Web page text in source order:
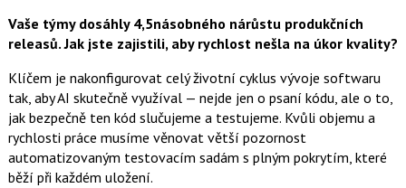
Vaše týmy dosáhly 4,5násobného nárůstu produkčních
releasů. Jak jste zajistili, aby rychlost nešla na úkor kvality?
Klíčem je nakonfigurovat celý životní cyklus vývoje softwaru
tak, aby AI skutečně využíval — nejde jen o psaní kódu, ale o to,
jak bezpečně ten kód slučujeme a testujeme. Kvůli objemu a
rychlosti práce musíme věnovat větší pozornost
automatizovaným testovacím sadám s plným pokrytím, které
běží při každém uložení.